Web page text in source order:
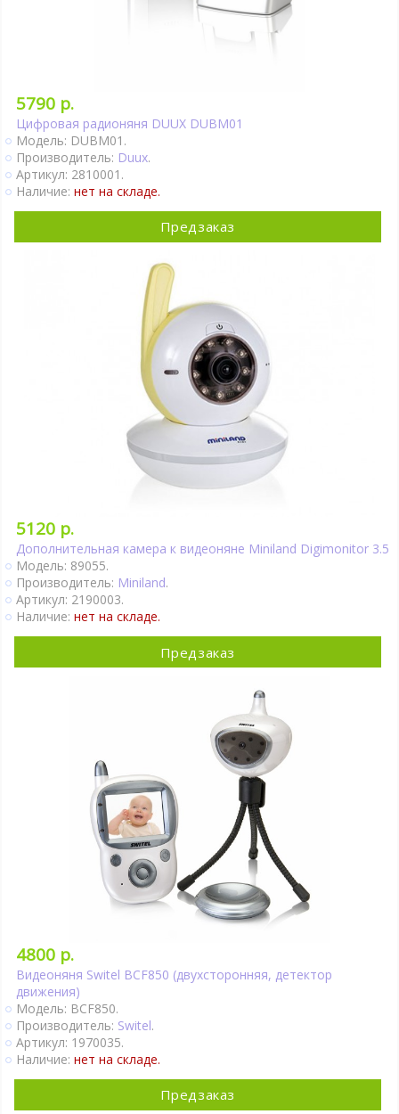
5790 р.
Цифровая радионяня DUUX DUBM01
Модель: DUBM01.
Производитель: Duux.
Артикул: 2810001.
Наличие:нет на складе.
Предзаказ
5120 р.
Дополнительная камера к видеоняне Miniland Digimonitor 3.5
Модель: 89055.
Производитель: Miniland.
Артикул: 2190003.
Наличие:нет на складе.
Предзаказ
4800 р.
Видеоняня Switel BCF850 (двухсторонняя, детектор
движения)
Модель: BCF850.
Производитель: Switel.
Артикул: 1970035.
Наличие:нет на складе.
Предзаказ